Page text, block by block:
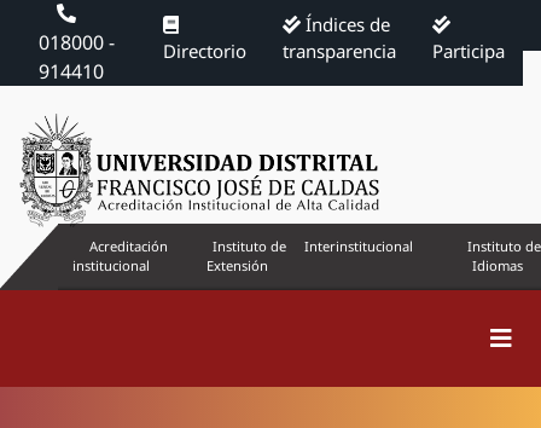
018000 -
914410
Directorio
Índices de
transparencia
Participa
Acreditación
institucional
Instituto de
Extensión
Interinstitucional
Instituto de
Idiomas